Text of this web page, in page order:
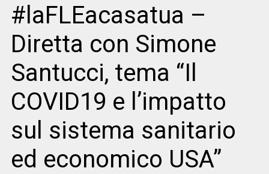
#laFLEacasatua –
Diretta con Simone
Santucci, tema “Il
COVID19 e l’impatto
sul sistema sanitario
ed economico USA”